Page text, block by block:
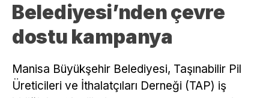
Belediyesi’nden çevre
dostu kampanya
Manisa Büyükşehir Belediyesi, Taşınabilir Pil
Üreticileri ve İthalatçıları Derneği (TAP) iş